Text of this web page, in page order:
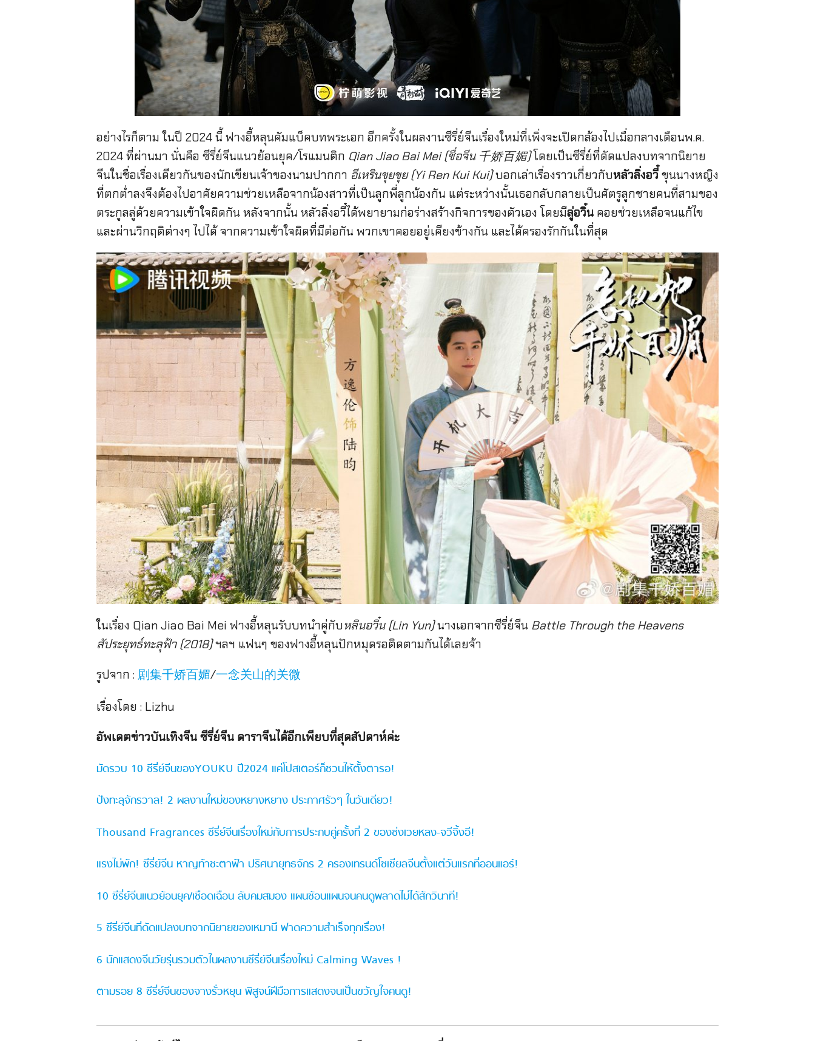
อย่างไรก็ตาม ในปี 2024 นี้ ฟางอี้หลุนคัมแบ็คบทพระเอก อีกครั้งในผลงานซีรี่ย์จีนเรื่องใหม่ที่เพิ่งจะเปิดกล้องไปเมื่อกลางเดือนพ.ค.
2024 ที่ผ่านมา นั่นคือ ซีรี่ย์จีนแนวย้อนยุค/โรแมนติก Qian Jiao Bai Mei (ชื่อจีน 千娇百媚)โดยเป็นซีรี่ย์ที่ดัดแปลงบทจากนิยาย
จีนในชื่อเรื่องเดียวกันของนักเขียนเจ้าของนามปากกา อีเหรินขุยขุย (Yi Ren Kui Kui)บอกเล่าเรื่องราวเกี่ยวกับหลัวลิ่งอวี๋ขุนนางหญิง
ที่ตกต่ำลงจึงต้องไปอาศัยความช่วยเหลือจากน้องสาวที่เป็นลูกพี่ลูกน้องกัน แต่ระหว่างนั้นเธอกลับกลายเป็นศัตรูลูกชายคนที่สามของ
ตระกูลลู่ด้วยความเข้าใจผิดกัน หลังจากนั้น หลัวลิ่งอวี๋ได้พยายามก่อร่างสร้างกิจการของตัวเอง โดยมีลู่อวิ๋นคอยช่วยเหลือจนแก้ไข
และผ่านวิกฤติต่างๆ ไปได้ จากความเข้าใจผิดที่มีต่อกัน พวกเขาคอยอยู่เคียงข้างกัน และได้ครองรักกันในที่สุด
ในเรื่อง Qian Jiao Bai Mei ฟางอี้หลุนรับบทนำคู่กับหลินอวิ๋น (Lin Yun)นางเอกจากซีรี่ย์จีน Battle Through the Heavens
สัประยุทธ์ทะลุฟ้า (2018)ฯลฯ แฟนๆ ของฟางอี้หลุนปักหมุดรอติดตามกันได้เลยจ้า
รูปจาก : 剧集千娇百媚/一念关山的关微
เรื่องโดย : Lizhu
อัพเดตข่าวบันเทิงจีน ซีรี่ย์จีน ดาราจีนได้อีกเพียบที่สุดสัปดาห์ค่ะ
มัดรวบ 10 ซีรี่ย์จีนของYOUKU ปี2024 แค่โปสเตอร์ก็ชวนให้ตั้งตารอ!
ปังทะลุจักรวาล! 2 ผลงานใหม่ของหยางหยาง ประกาศรัวๆ ในวันเดียว!
Thousand Fragrances ซีรี่ย์จีนเรื่องใหม่กับการประกบคู่ครั้งที่ 2 ของซ่งเวยหลง-จวีจิ้งอี!
แรงไม่พัก! ซีรี่ย์จีน หาญท้าชะตาฟ้า ปริศนายุทธจักร 2 ครองเทรนด์โซเชียลจีนตั้งแต่วันแรกที่ออนแอร์!
10 ซีรี่ย์จีนแนวย้อนยุค/เชือดเฉือน ลับคมสมอง แผนซ้อนแผนจนคนดูพลาดไม่ได้สักวินาที!
5 ซีรี่ย์จีนที่ดัดแปลงบทจากนิยายของเหมานี ฟาดความสำเร็จทุกเรื่อง!
6 นักแสดงจีนวัยรุ่นรวมตัวในผลงานซีรี่ย์จีนเรื่องใหม่ Calming Waves !
ตามรอย 8 ซีรี่ย์จีนของจางรั่วหยุน พิสูจน์ฝีมือการแสดงจนเป็นขวัญใจคนดู!